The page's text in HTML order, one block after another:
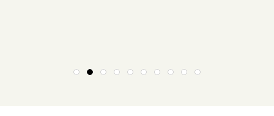
1 2 3 4 5 6 7 8 9 10